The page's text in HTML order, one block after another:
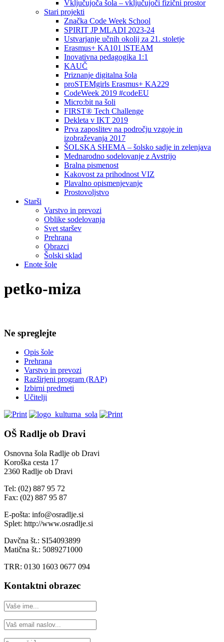
Vključujoča šola – vključujoči fizični prostor
Stari projekti
Značka Code Week School
SPIRIT JP MLADI 2023-24
Ustvarjanje učnih okolij za 21. stoletje
Erasmus+ KA101 lSTEAM
Inovativna pedagogika 1:1
KAUČ
Priznanje digitalna šola
proSTEMgirls Erasmus+ KA229
CodeWeek 2019 #codeEU
Micro:bit na šoli
FIRST® Tech Challenge
Dekleta v IKT 2019
Prva zaposlitev na področju vzgoje in
izobraževanja 2017
ŠOLSKA SHEMA – šolsko sadje in zelenjava
Mednarodno sodelovanje z Avstrijo
Bralna pismenost
Kakovost za prihodnost VIZ
Plavalno opismenjevanje
Prostovoljstvo
Starši
Varstvo in prevozi
Oblike sodelovanja
Svet staršev
Prehrana
Obrazci
Šolski sklad
Enote šole
petko-miza
Ne spreglejte
Opis šole
Prehrana
Varstvo in prevozi
Razširjeni program (RAP)
Izbirni predmeti
Učitelji
OŠ Radlje ob Dravi
Osnovna šola Radlje ob Dravi
Koroška cesta 17
2360 Radlje ob Dravi
Tel: (02) 887 95 72
Fax: (02) 887 95 87
E-pošta: info@osradlje.si
Splet: http://www.osradlje.si
Davčna št.: SI54093899
Matična št.: 5089271000
TRR: 0130 1603 0677 094
Kontaktni obrazec